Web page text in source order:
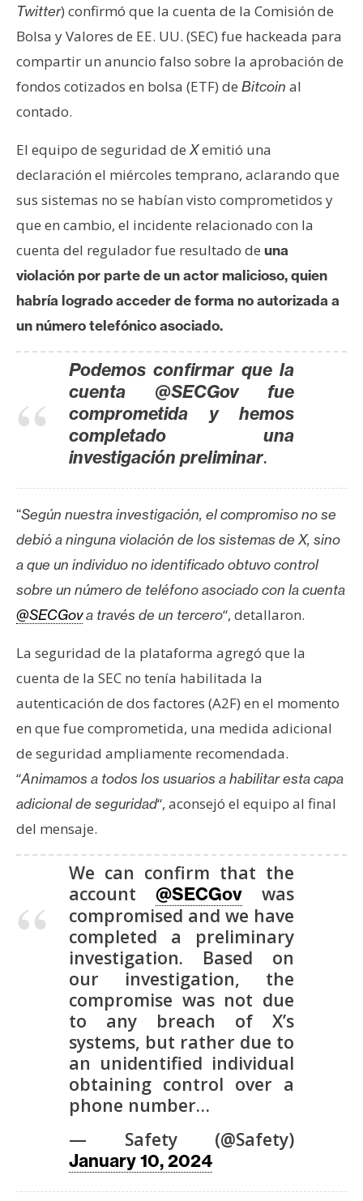
á
l
i
s
s
N
o
a
s
d
e
P
e
m
a
R
c
u
r
s
o
s
C
o
n
Twitter) confirmó que la cuenta de la Comisión de
Bolsa y Valores de EE. UU. (SEC) fue hackeada para
compartir un anuncio falso sobre la aprobación de
fondos cotizados en bolsa (ETF) de Bitcoin al
contado.
El equipo de seguridad de Xemitió una
declaración el miércoles temprano, aclarando que
sus sistemas no se habían visto comprometidos y
que en cambio, el incidente relacionado con la
cuenta del regulador fue resultado de una
violación por parte de un actor malicioso, quien
habría logrado acceder de forma no autorizada a
un número telefónico asociado.
Podemos confirmar que la
cuenta @SECGov fue
comprometida y hemos
completado una
investigación preliminar.
“Según nuestra investigación, el compromiso no se
debió a ninguna violación de los sistemas de X, sino
a que un individuo no identificado obtuvo control
sobre un número de teléfono asociado con la cuenta
@SECGova través de un tercero“, detallaron.
La seguridad de la plataforma agregó que la
cuenta de la SEC no tenía habilitada la
autenticación de dos factores (A2F) en el momento
en que fue comprometida, una medida adicional
de seguridad ampliamente recomendada.
“Animamos a todos los usuarios a habilitar esta capa
adicional de seguridad“, aconsejó el equipo al final
del mensaje.
We can confirm that the
account @SECGov was
compromised and we have
completed a preliminary
investigation. Based on
our investigation, the
compromise was not due
to any breach of X’s
systems, but rather due to
an unidentified individual
obtaining control over a
phone number…
— Safety (@Safety)
January 10, 2024